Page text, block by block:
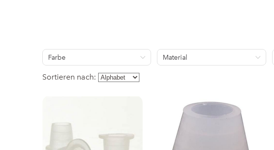
Farbe Material
Sortieren nach: